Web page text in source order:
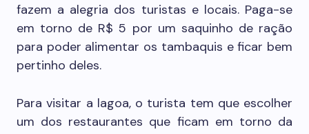
fazem a alegria dos turistas e locais. Paga-se
em torno de R$ 5 por um saquinho de ração
para poder alimentar os tambaquis e ficar bem
pertinho deles.
Para visitar a lagoa, o turista tem que escolher
um dos restaurantes que ficam em torno da